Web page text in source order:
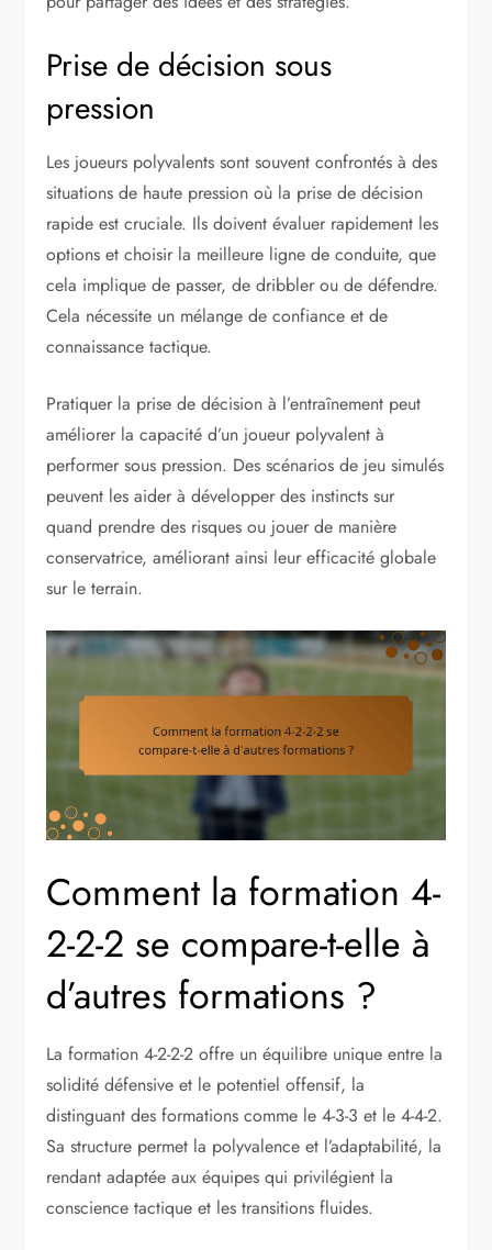
Prise de décision sous
pression
Les joueurs polyvalents sont souvent confrontés à des
situations de haute pression où la prise de décision
rapide est cruciale. Ils doivent évaluer rapidement les
options et choisir la meilleure ligne de conduite, que
cela implique de passer, de dribbler ou de défendre.
Cela nécessite un mélange de confiance et de
connaissance tactique.
Pratiquer la prise de décision à l’entraînement peut
améliorer la capacité d’un joueur polyvalent à
performer sous pression. Des scénarios de jeu simulés
peuvent les aider à développer des instincts sur
quand prendre des risques ou jouer de manière
conservatrice, améliorant ainsi leur efficacité globale
sur le terrain.
Comment la formation 4-
2-2-2 se compare-t-elle à
d’autres formations ?
La formation 4-2-2-2 offre un équilibre unique entre la
solidité défensive et le potentiel offensif, la
distinguant des formations comme le 4-3-3 et le 4-4-2.
Sa structure permet la polyvalence et l’adaptabilité, la
rendant adaptée aux équipes qui privilégient la
conscience tactique et les transitions fluides.